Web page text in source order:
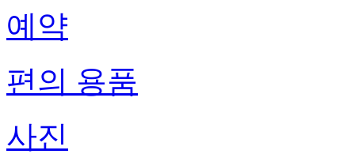
예약
편의 용품
사진